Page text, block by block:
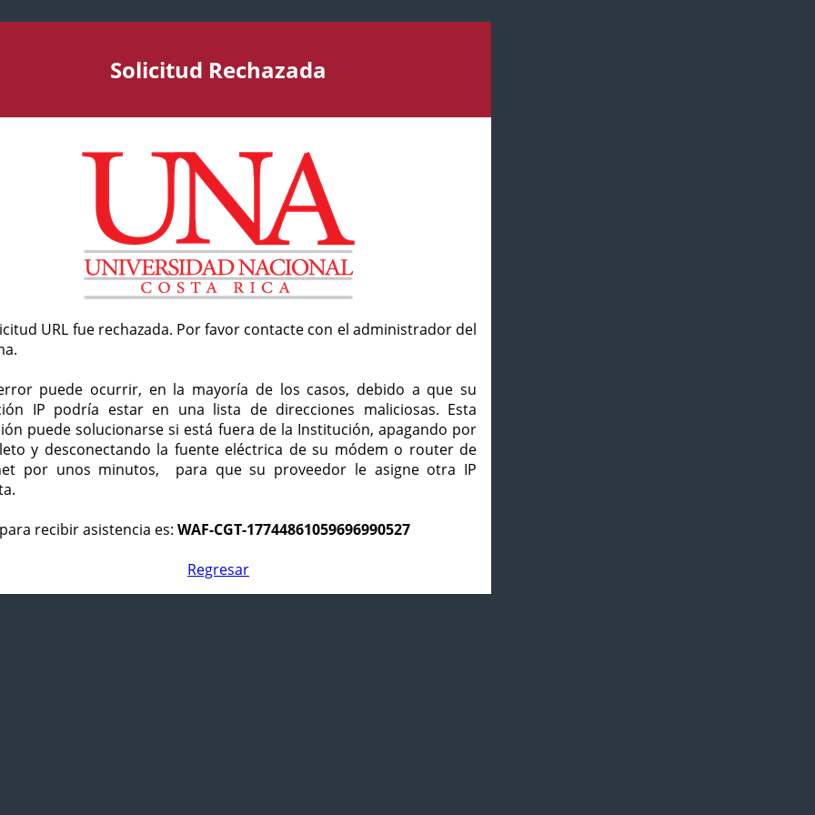
Solicitud Rechazada
URL fue rechazada. Por favor contacte con el administrador del
puede ocurrir, en la mayoría de los casos, debido a que su
IP podría estar en una lista de direcciones maliciosas. Esta
puede solucionarse si está fuera de la Institución, apagando por
y desconectando la fuente eléctrica de su módem o router de
por unos minutos, para que su proveedor le asigne otra IP
recibir asistencia es: WAF-CGT-17744861059696990527
Regresar